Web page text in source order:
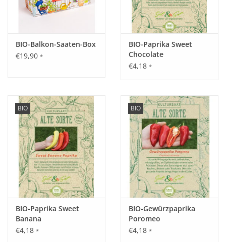
BIO-Balkon-Saaten-Box
€19,90 *
BIO-Paprika Sweet
Chocolate
€4,18 *
BIO
BIO-Paprika Sweet
Banana
€4,18 *
BIO
BIO-Gewürzpaprika
Poromeo
€4,18 *